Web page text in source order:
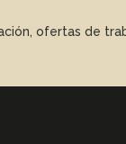
ofertas de